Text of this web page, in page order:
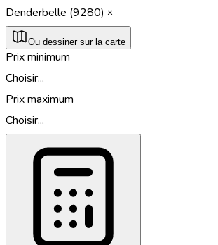
Denderbelle (9280)
Ou dessiner sur la carte
Prix minimum
Choisir...
Prix maximum
Choisir...